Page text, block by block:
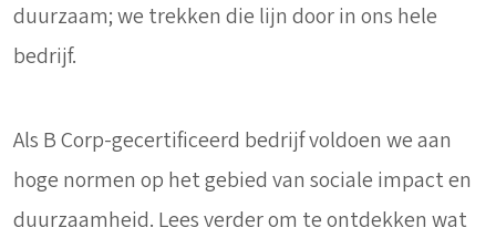
duurzaam; we trekken die lijn door in ons hele
bedrijf.
Als B Corp-gecertificeerd bedrijf voldoen we aan
hoge normen op het gebied van sociale impact en
duurzaamheid. Lees verder om te ontdekken wat